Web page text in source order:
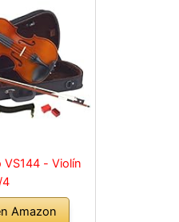
VS144 - Violín
Amazon